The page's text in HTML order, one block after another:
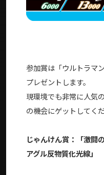
参加賞は「ウルトラマ
プレゼントします。
現環境でも非常に人気
の機会にゲットしてくだ
じゃんけん賞：「激闘
アグル反物質化光線」